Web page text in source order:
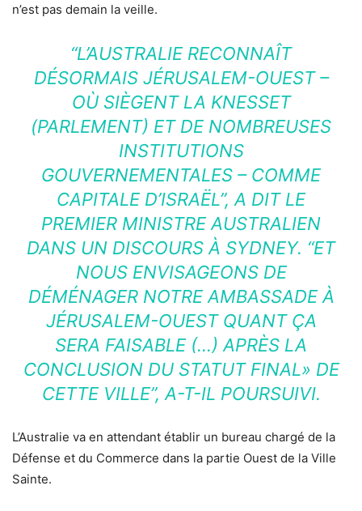
n’est pas demain la veille.
“L’AUSTRALIE RECONNAÎT
DÉSORMAIS JÉRUSALEM-OUEST –
OÙ SIÈGENT LA KNESSET
(PARLEMENT) ET DE NOMBREUSES
INSTITUTIONS
GOUVERNEMENTALES – COMME
CAPITALE D’ISRAËL”, A DIT LE
PREMIER MINISTRE AUSTRALIEN
DANS UN DISCOURS À SYDNEY. “ET
NOUS ENVISAGEONS DE
DÉMÉNAGER NOTRE AMBASSADE À
JÉRUSALEM-OUEST QUANT ÇA
SERA FAISABLE (…) APRÈS LA
CONCLUSION DU STATUT FINAL» DE
CETTE VILLE”, A-T-IL POURSUIVI.
L’Australie va en attendant établir un bureau chargé de la
Défense et du Commerce dans la partie Ouest de la Ville
Sainte.